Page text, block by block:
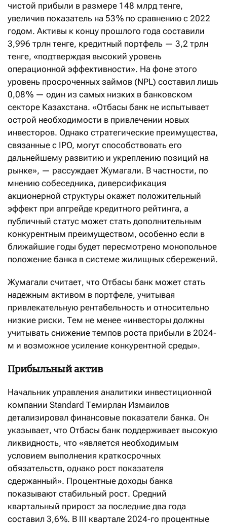
чистой прибыли в размере 148 млрд тенге,
увеличив показатель на 53 % по сравнению с 2022
годом. Активы к концу прошлого года составили
3,996 трлн тенге, кредитный портфель — 3,2 трлн
тенге, «подтверждая высокий уровень
операционной эффективности». На фоне этого
уровень просроченных займов (NPL) составил лишь
0,08 % — один из самых низких в банковском
секторе Казахстана. «Отбасы банк не испытывает
острой необходимости в привлечении новых
инвесторов. Однако стратегические преимущества,
связанные с IPO, могут способствовать его
дальнейшему развитию и укреплению позиций на
рынке», — рассуждает Жумагали. В частности, по
мнению собеседника, диверсификация
акционерной структуры окажет положительный
эффект при апгрейде кредитного рейтинга, а
публичный статус может стать дополнительным
конкурентным преимуществом, особенно если в
ближайшие годы будет пересмотрено монопольное
положение банка в системе жилищных сбережений.
Жумагали считает, что Отбасы банк может стать
надежным активом в портфеле, учитывая
привлекательную рентабельность и относительно
низкие риски. Тем не менее «инвесторы должны
учитывать снижение темпов роста прибыли в 2024-
м и возможное усиление конкурентной среды».
Прибыльный актив
Начальник управления аналитики инвестиционной
компании Standard Темирлан Измаилов
детализировал финансовые показатели банка. Он
указывает, что Отбасы банк поддерживает высокую
ликвидность, что «является необходимым
условием выполнения крат­косрочных
обязательств, однако рост показателя
сдержанный». Процентные доходы банка
показывают стабильный рост. Средний
квартальный прирост за последние два года
составил 3,6 %. В III квартале 2024-го процентные